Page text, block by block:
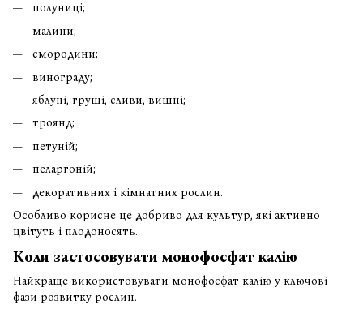
полуниці;
малини;
смородини;
винограду;
яблуні, груші, сливи, вишні;
троянд;
петуній;
пеларгоній;
декоративних і кімнатних рослин.
Особливо корисне це добриво для культур, які активно
цвітуть і плодоносять.
Коли застосовувати монофосфат калію
Найкраще використовувати монофосфат калію у ключові
фази розвитку рослин.